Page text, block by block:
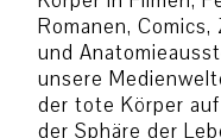
Romanen,
und
unsere
der tote Körper
der Sphäre der